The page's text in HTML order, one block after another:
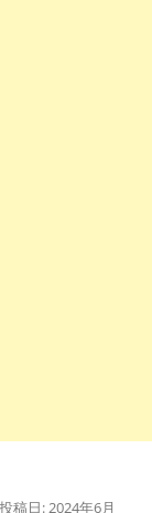
稿日:2024年6月